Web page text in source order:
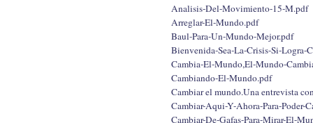
Analisis-Del-Movimiento-15-M.pdf
Arreglar-El-Mundo.pdf
Baul-Para-Un-Mundo-Mejor.pdf
Bienvenida-Sea-La-Crisis-Si-Logra-
Cambia-El-Mundo,El-Mundo-
Cambiando-El-Mundo.pdf
Cambiar el mundo.Una entrevista
Cambiar-Aqui-Y-Ahora-Para-Poder-
Cambiar-De-Gafas-Para-Mirar-El-